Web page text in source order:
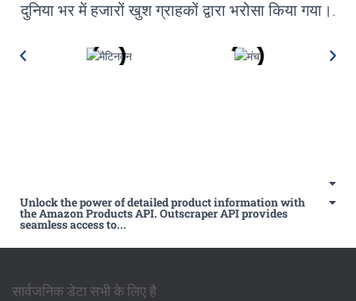
दुनिया भर में हजारों खुश ग्राहकों द्वारा भरोसा किया गया।.
Unlock the power of detailed product information with
the Amazon Products API. Outscraper API provides
seamless access to...
सार्वजनिक डेटा सभी के लिए है